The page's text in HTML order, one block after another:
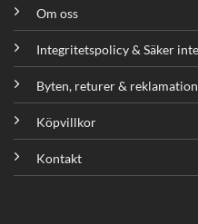
Om oss
Integritetspolicy & Säker
Byten, returer &
Köpvillkor
Kontakt